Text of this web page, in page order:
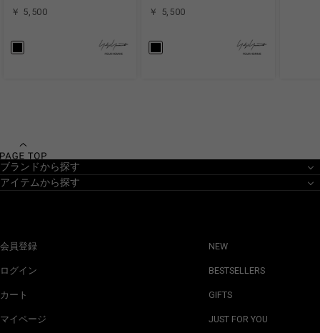
￥ 5,500
￥ 5,500
ブランドから探す
アイテムから探す
会員登録
ログイン
カート
マイページ
NEW
BESTSELLERS
GIFTS
JUST FOR YOU